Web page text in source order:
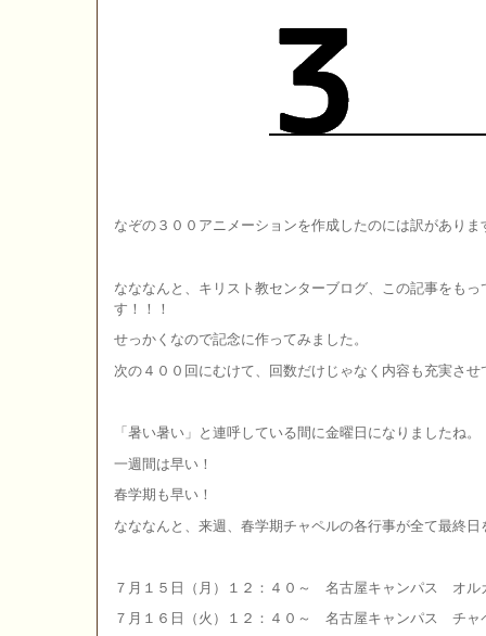
なぞの３００アニメーションを作成したのには訳がありま
なななんと、キリスト教センターブログ、この記事をも
す！！！
せっかくなので記念に作ってみました。
次の４００回にむけて、回数だけじゃなく内容も充実さ
「暑い暑い」と連呼している間に金曜日になりましたね。
一週間は早い！
春学期も早い！
なななんと、来週、春学期チャペルの各行事が全て最終日
７月１５日（月）１２：４０～ 名古屋キャンパス オル
７月１６日（火）１２：４０～ 名古屋キャンパス チャ